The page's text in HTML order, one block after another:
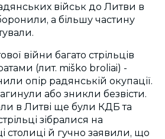
військ до Литви в
а більшу частину
війни багато стрільців
(лит. miško broliai) -
опір радянській окупації.
або зникли безвісти.
в Литві ще були КДБ та
зібралися на
столиці й гучно заявили, що